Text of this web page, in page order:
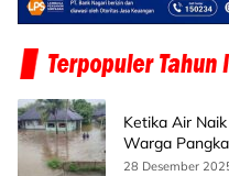
Ketika Air
Warga
Banjir
28 Desember